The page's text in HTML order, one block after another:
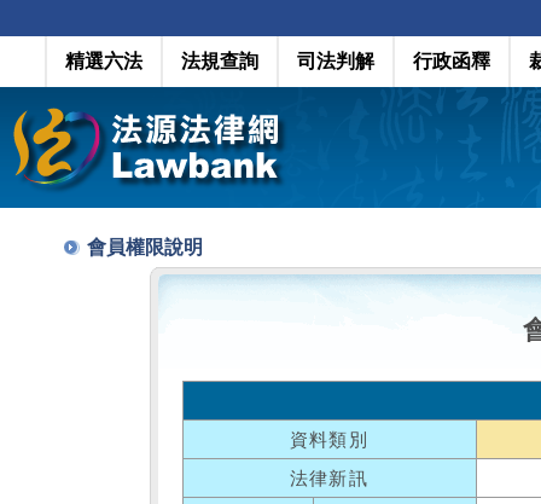
精選六法 法規查詢 司法判解 行政函釋
會員權限說明
資料類別
法律新訊